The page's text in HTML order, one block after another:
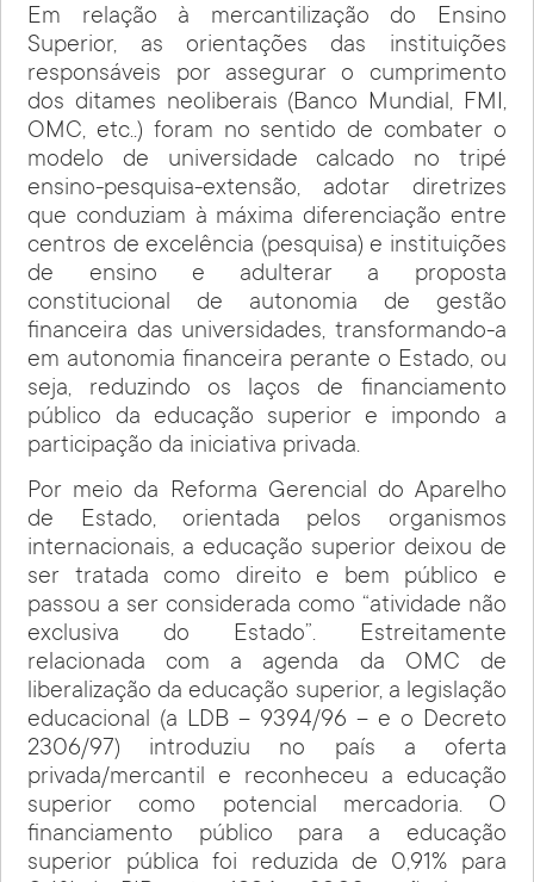
Em relação à mercantilização do Ensino
Superior, as orientações das instituições
responsáveis por assegurar o cumprimento
dos ditames neoliberais (Banco Mundial, FMI,
OMC, etc..) foram no sentido de combater o
modelo de universidade calcado no tripé
ensino-pesquisa-extensão, adotar diretrizes
que conduziam à máxima diferenciação entre
centros de excelência (pesquisa) e instituições
de ensino e adulterar a proposta
constitucional de autonomia de gestão
financeira das universidades, transformando-a
em autonomia financeira perante o Estado, ou
seja, reduzindo os laços de financiamento
público da educação superior e impondo a
participação da iniciativa privada.
Por meio da Reforma Gerencial do Aparelho
de Estado, orientada pelos organismos
internacionais, a educação superior deixou de
ser tratada como direito e bem público e
passou a ser considerada como “atividade não
exclusiva do Estado”. Estreitamente
relacionada com a agenda da OMC de
liberalização da educação superior, a legislação
educacional (a LDB – 9394/96 – e o Decreto
2306/97) introduziu no país a oferta
privada/mercantil e reconheceu a educação
superior como potencial mercadoria. O
financiamento público para a educação
superior pública foi reduzida de 0,91% para